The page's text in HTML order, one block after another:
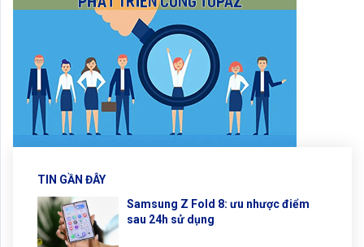
TIN GẦN ĐÂY
Samsung Z Fold 8: ưu nhược điểm
sau 24h sử dụng